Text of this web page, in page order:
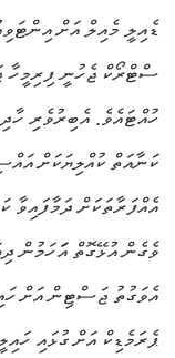
ޑެއިލީ މެއިލް އަށް
ސްޓްރޯކް ޖެހުނީ
ހުއްޓައެވެ. އެބިރުވެރި
ކަނާއަތް ކުއްލިޔަކަށް
އެއްފަރާތަކަށް ދަމާފައިވާ
ވެގެން އުޅޭގޮތް އަަހަމުން
އެވަގުތު ޖަސްޓިން އަށް
ޕެރަމެޑިކް އަށް ގުޅައި